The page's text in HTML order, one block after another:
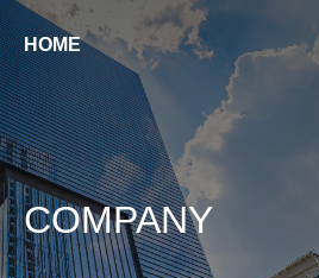
콘텐츠로
건너뛰기
HOME
COMPANY